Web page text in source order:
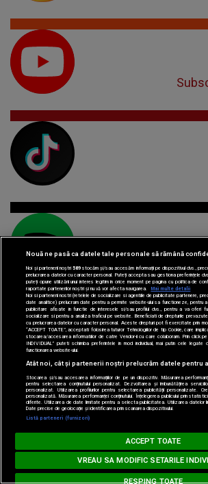
Parteneri:
Loading... MUSIC NON STOP
- Un Sarut Cat O Viata3 SUD EST & ANDRA -
Nouă ne pasă ca datele tale personale să rămână
Noi și partenerii noștri589stocăm și/sau accesăm informații pe dispozitivul dvs.,
prelucrarea datelor cu caracter personal. Puteți accepta sau gestiona preferințele
puteți opune utilizării unui interes legitim în orice moment pe pagina cu politica de
raportate partenerilor noștri și nu vă vor afecta navigarea.
Mai multe detalii
Noi si partenerii nostri (retelele de socializare si agentiile de publicitate partenere,
date analitice) prelucram date pentru a permite website-ului sa functioneze, pentru a
publicitare afisate in functie de interesele si/sau profilul dvs., pentru a va oferi
socializare si pentru a analiza traficul pe website. Beneficiati de drepturile prevazute
cu prelucrarea datelor cu caracter personal. Aceste drepturi pot fi exercitate prin
“ACCEPT TOATE”, acceptati folosirea tuturor Tehnologiilor de tip Cookie, care
stocarea/accesarea informatiilor de catre Vendor-ii cu care colaboram. Prin click pe
INDIVIDUAL” puteti schimba preferintele in mod individual, mai putin cele
functionarea website-ului.
Atât noi, cât și partenerii noștri prelucrăm datele pentru
Stocarea și/sau accesarea informațiilor de pe un dispozitiv. Măsurarea
pentru selectarea conținutului personalizat. Dezvoltarea și îmbunătățirea
personalizat. Utilizarea profilurilor pentru selectarea publicității personalizate.
personalizată. Măsurarea performanței conținutului. Înțelegerea publicului prin
diferite. Utilizarea de date limitate pentru a selecta publicitatea. Utilizarea datelor
Date precise de geolocație și identificarea prin scanarea dispozitivului.
Listă parteneri (furnizori)
ACCEPT TOATE
RESPING TOATE
VREAU SA MODIFIC SETARILE